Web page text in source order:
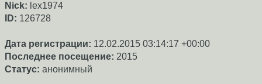
Nick: lex1974
ID: 126728
Дата регистрации: 12.02.2015 03:14:17 +00:00
Последнее посещение: 2015
Статус: анонимный